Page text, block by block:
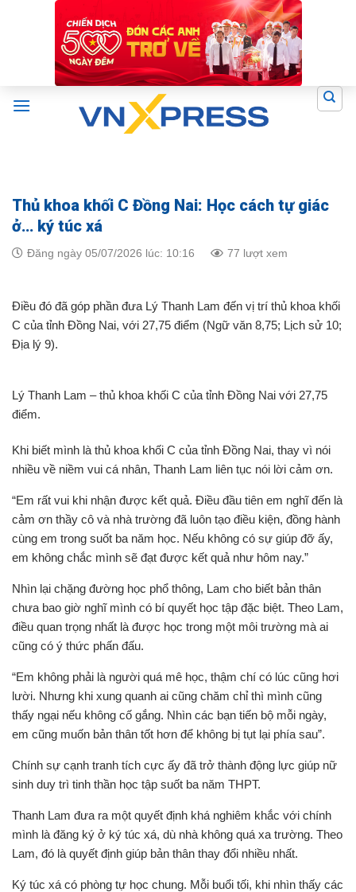
Thủ khoa khối C Đồng Nai: Học cách tự giác
ở… ký túc xá
Đăng ngày 05/07/2026 lúc: 10:16 77 lượt xem
Điều đó đã góp phần đưa Lý Thanh Lam đến vị trí thủ khoa khối
C của tỉnh Đồng Nai, với 27,75 điểm (Ngữ văn 8,75; Lịch sử 10;
Địa lý 9).
Lý Thanh Lam – thủ khoa khối C của tỉnh Đồng Nai với 27,75
điểm.
Khi biết mình là thủ khoa khối C của tỉnh Đồng Nai, thay vì nói
nhiều về niềm vui cá nhân, Thanh Lam liên tục nói lời cảm ơn.
“Em rất vui khi nhận được kết quả. Điều đầu tiên em nghĩ đến là
cảm ơn thầy cô và nhà trường đã luôn tạo điều kiện, đồng hành
cùng em trong suốt ba năm học. Nếu không có sự giúp đỡ ấy,
em không chắc mình sẽ đạt được kết quả như hôm nay.”
Nhìn lại chặng đường học phổ thông, Lam cho biết bản thân
chưa bao giờ nghĩ mình có bí quyết học tập đặc biệt. Theo Lam,
điều quan trọng nhất là được học trong một môi trường mà ai
cũng có ý thức phấn đấu.
“Em không phải là người quá mê học, thậm chí có lúc cũng hơi
lười. Nhưng khi xung quanh ai cũng chăm chỉ thì mình cũng
thấy ngại nếu không cố gắng. Nhìn các bạn tiến bộ mỗi ngày,
em cũng muốn bản thân tốt hơn để không bị tụt lại phía sau”.
Chính sự cạnh tranh tích cực ấy đã trở thành động lực giúp nữ
sinh duy trì tinh thần học tập suốt ba năm THPT.
Thanh Lam đưa ra một quyết định khá nghiêm khắc với chính
mình là đăng ký ở ký túc xá, dù nhà không quá xa trường. Theo
Lam, đó là quyết định giúp bản thân thay đổi nhiều nhất.
Ký túc xá có phòng tự học chung. Mỗi buổi tối, khi nhìn thấy các